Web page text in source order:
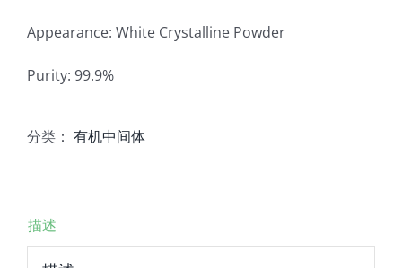
Appearance: White Crystalline Powder
Purity: 99.9%
分类： 有机中间体
描述